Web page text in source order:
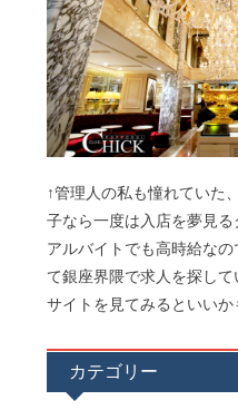
↑管理人の私も憧れていた
子なら一度は入店を夢見る
アルバイトでも高時給な
て銀座界隈で求人を探し
サイトを見てみるといいか
カテゴリー